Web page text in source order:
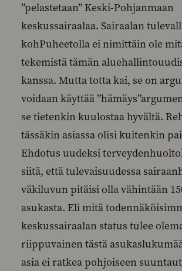
”pelastetaan” Keski-Pohjanmaan
keskussairaalaa. Sairaalan
kohPuheetolla ei nimittäin ole
tekemistä tämän
kanssa. Mutta totta kai, se on
voidaan käyttää
se tietenkin kuulostaa hyvältä.
tässäkin asiassa olisi kuitenkin
Ehdotus uudeksi
siitä, että tulevaisuudessa
väkiluvun pitäisi olla vähintään
asukasta. Eli mitä
keskussairaalan status tulee
riippuvainen tästä
asia ei ratkea pohjoiseen